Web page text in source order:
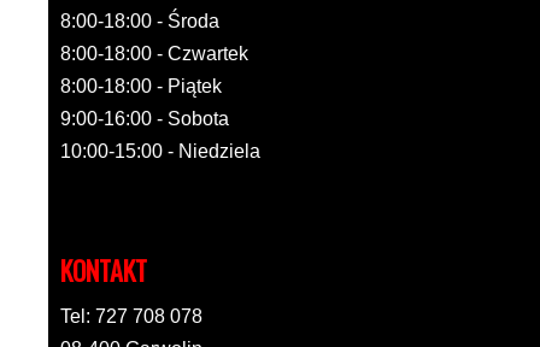
8:00-18:00 - Środa
8:00-18:00 - Czwartek
8:00-18:00 - Piątek
9:00-16:00 - Sobota
10:00-15:00 - Niedziela
KONTAKT
Tel: 727 708 078